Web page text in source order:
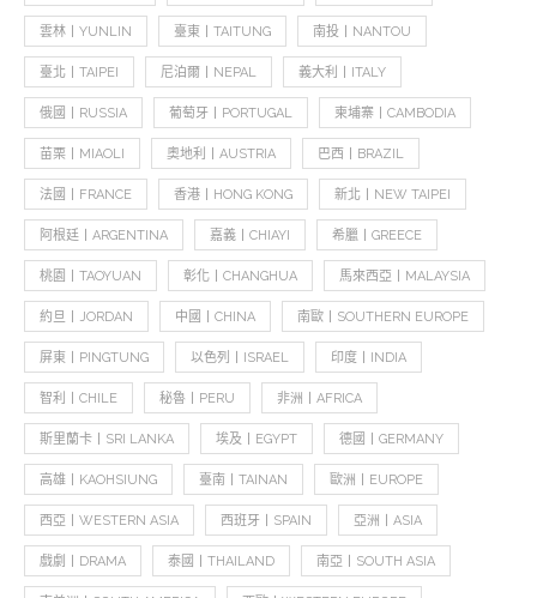
雲林丨YUNLIN 臺東丨TAITUNG 南投丨NANTOU
臺北丨TAIPEI 尼泊爾丨NEPAL 義大利丨ITALY
俄國丨RUSSIA 葡萄牙丨PORTUGAL 柬埔寨丨CAMBODIA
苗栗丨MIAOLI 奧地利丨AUSTRIA 巴西丨BRAZIL
法國丨FRANCE 香港丨HONG KONG 新北丨NEW TAIPEI
阿根廷丨ARGENTINA 嘉義丨CHIAYI 希臘丨GREECE
桃園丨TAOYUAN 彰化丨CHANGHUA 馬來西亞丨MALAYSIA
約旦丨JORDAN 中國丨CHINA 南歐丨SOUTHERN EUROPE
屏東丨PINGTUNG 以色列丨ISRAEL 印度丨INDIA
智利丨CHILE 秘魯丨PERU 非洲丨AFRICA
斯里蘭卡丨SRI LANKA 埃及丨EGYPT 德國丨GERMANY
高雄丨KAOHSIUNG 臺南丨TAINAN 歐洲丨EUROPE
西亞丨WESTERN ASIA 西班牙丨SPAIN 亞洲丨ASIA
戲劇丨DRAMA 泰國丨THAILAND 南亞丨SOUTH ASIA